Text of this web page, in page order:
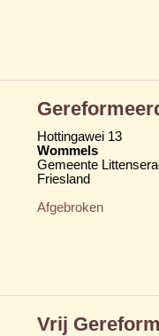
Hottingawei 13
Wommels
Gemeente
Friesland
Afgebroken
Vrij